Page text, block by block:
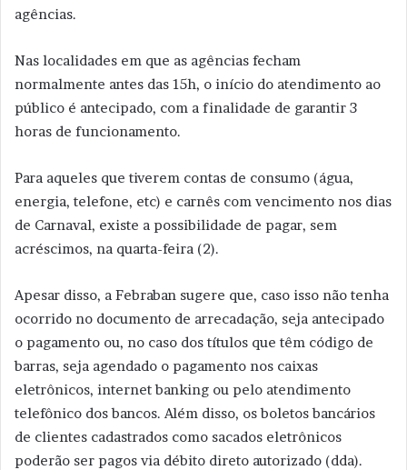
agências.
Nas localidades em que as agências fecham
normalmente antes das 15h, o início do atendimento ao
público é antecipado, com a finalidade de garantir 3
horas de funcionamento.
Para aqueles que tiverem contas de consumo (água,
energia, telefone, etc) e carnês com vencimento nos dias
de Carnaval, existe a possibilidade de pagar, sem
acréscimos, na quarta-feira (2).
Apesar disso, a Febraban sugere que, caso isso não tenha
ocorrido no documento de arrecadação, seja antecipado
o pagamento ou, no caso dos títulos que têm código de
barras, seja agendado o pagamento nos caixas
eletrônicos, internet banking ou pelo atendimento
telefônico dos bancos. Além disso, os boletos bancários
de clientes cadastrados como sacados eletrônicos
poderão ser pagos via débito direto autorizado (dda).